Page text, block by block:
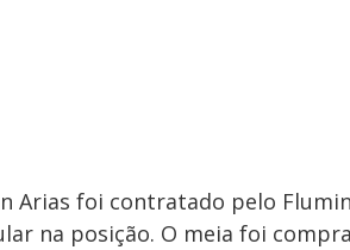
Arias foi contratado pelo
na posição. O meia foi